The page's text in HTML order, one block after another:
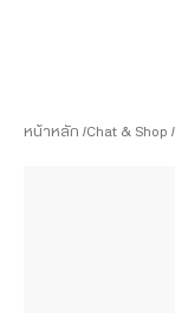
หน้าหลัก Chat & Shop